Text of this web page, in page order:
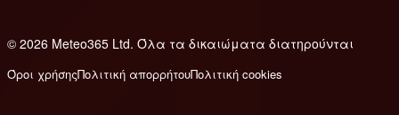
© 2026 Meteo365 Ltd. Όλα τα δικαιώματα διατηρούνται
Όροι χρήσηςΠολιτική απορρήτουΠολιτική cookies